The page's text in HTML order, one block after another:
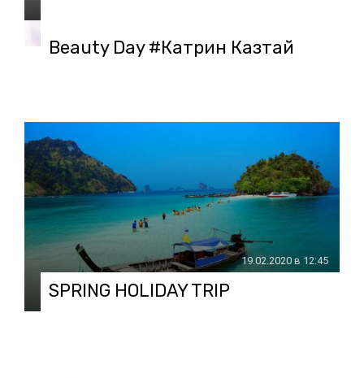
Beauty Day #Катрин Казтай
19.02.2020 в 12:45
SPRING HOLIDAY TRIP